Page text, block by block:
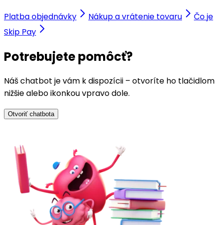
Platba objednávky Nákup a vrátenie tovaru
Čo je
Skip Pay
Potrebujete pomôcť?
Náš chatbot je vám k dispozícii – otvoríte ho tlačidlom
nižšie alebo ikonkou vpravo dole.
Otvoriť chatbota